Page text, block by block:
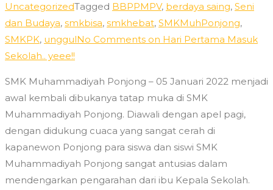
UncategorizedTagged BBPPMPV, berdaya saing, Seni
dan Budaya, smkbisa, smkhebat, SMKMuhPonjong,
SMKPK, unggulNo Comments on Hari Pertama Masuk
Sekolah.. yeee!!
SMK Muhammadiyah Ponjong – 05 Januari 2022 menjadi
awal kembali dibukanya tatap muka di SMK
Muhammadiyah Ponjong. Diawali dengan apel pagi,
dengan didukung cuaca yang sangat cerah di
kapanewon Ponjong para siswa dan siswi SMK
Muhammadiyah Ponjong sangat antusias dalam
mendengarkan pengarahan dari ibu Kepala Sekolah.